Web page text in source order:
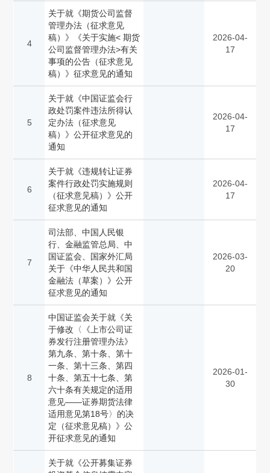
4
关于就《期货公司监督
管理办法（征求意见
稿）》《关于实施< 期货
公司监督管理办法>有关
事项的公告（征求意见
稿）》征求意见的通知
2026-04-
17
5
关于就《中国证监会行
政处罚案件违法所得认
定办法（征求意见
稿）》公开征求意见的
通知
2026-04-
17
6
关于就《违规转让证券
案件行政处罚实施规则
（征求意见稿）》公开
征求意见的通知
2026-04-
17
7
司法部、中国人民银
行、金融监管总局、中
国证监会、国家外汇局
关于《中华人民共和国
金融法（草案）》公开
征求意见的通知
2026-03-
20
8
中国证监会关于就《关
于修改〈《上市公司证
券发行注册管理办法》
第九条、第十条、第十
一条、第十三条、第四
十条、第五十七条、第
六十条有关规定的适用
意见——证券期货法律
适用意见第18号〉的决
定（征求意见稿）》公
开征求意见的通知
2026-01-
30
关于就《公开募集证券